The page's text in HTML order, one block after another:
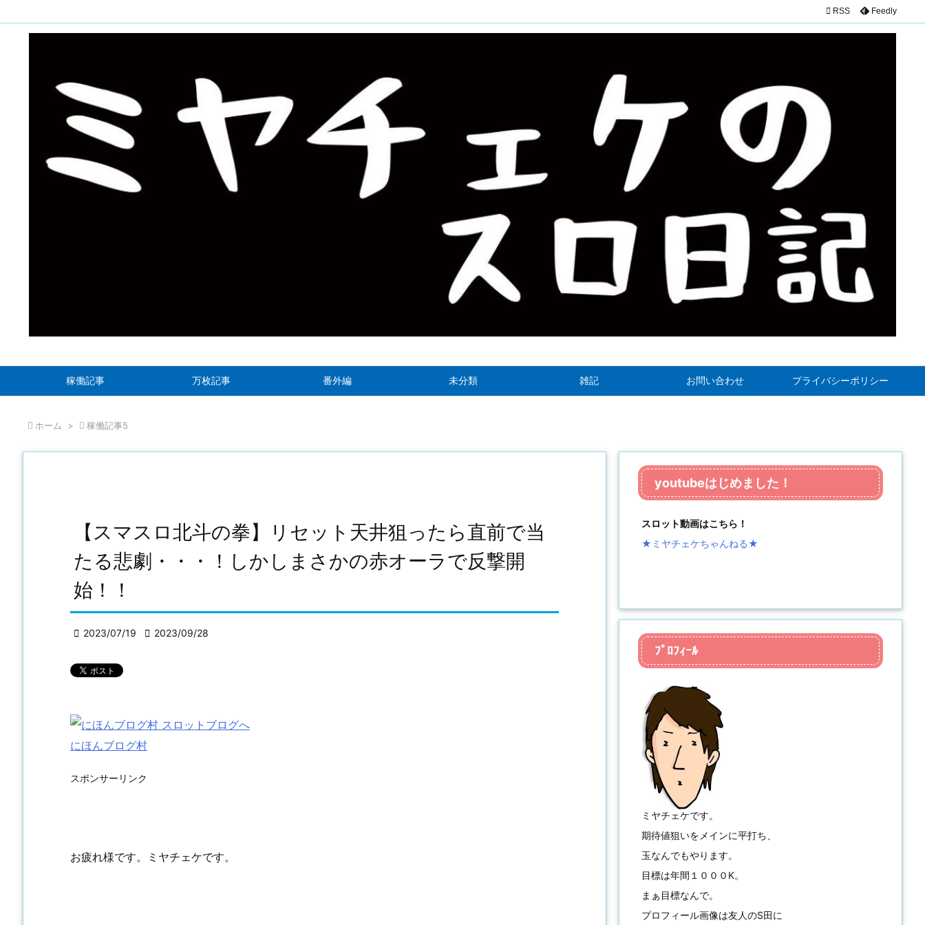
稼働記事 万枚記事 番外編 未分類 雑記 お問い合わせ プライバシーポリシー
 RSS Feedly
 ホーム >  稼働記事5
【スマスロ北斗の拳】リセット天井狙ったら直前で当
たる悲劇・・・！しかしまさかの赤オーラで反撃開
始！！
 2023/07/19  2023/09/28
にほんブログ村
スポンサーリンク
お疲れ様です。ミヤチェケです。
youtubeはじめました！
スロット動画はこちら！
★ミヤチェケちゃんねる★
ﾌﾟﾛﾌｨｰﾙ
ミヤチェケです。
期待値狙いをメインに平打ち、
玉なんでもやります。
目標は年間１０００K。
まぁ目標なんで。
プロフィール画像は友人のS田に